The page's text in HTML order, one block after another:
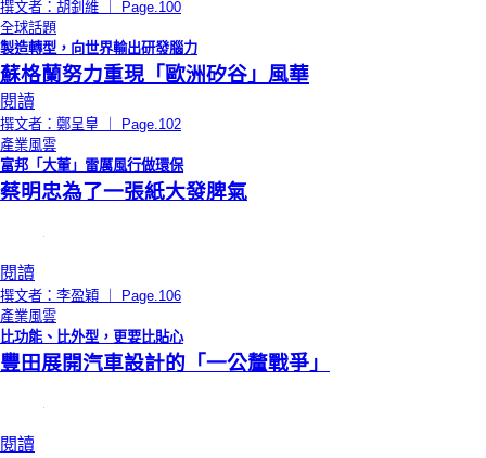
撰文者：胡釗維 ｜ Page.100
全球話題
製造轉型，向世界輸出研發腦力
蘇格蘭努力重現「歐洲矽谷」風華
閱讀
撰文者：鄭呈皇 ｜ Page.102
產業風雲
富邦「大董」雷厲風行做環保
蔡明忠為了一張紙大發脾氣
閱讀
撰文者：李盈穎 ｜ Page.106
產業風雲
比功能、比外型，更要比貼心
豐田展開汽車設計的「一公釐戰爭」
閱讀